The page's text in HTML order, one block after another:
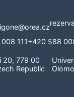
+420 588